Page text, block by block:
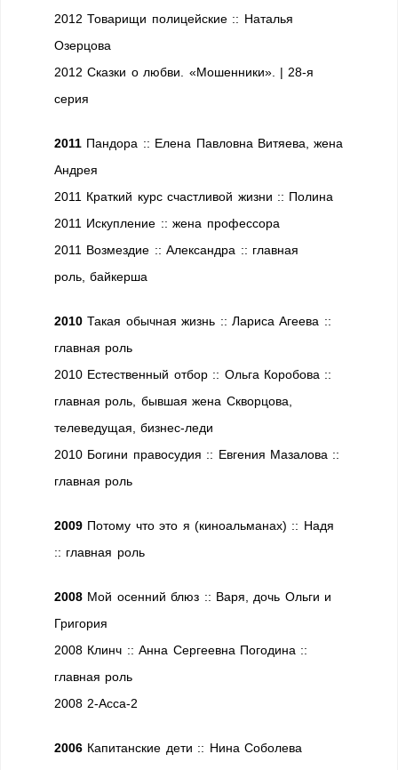
2012 Товарищи полицейские :: Наталья
Озерцова
2012 Сказки о любви. «Мошенники». | 28-я
серия
2011 Пандора :: Елена Павловна Витяева,жена
Андрея
2011 Краткий курс счастливой жизни :: Полина
2011 Искупление :: жена профессора
2011 Возмездие :: Александра :: главная
роль, байкерша
2010Такая обычная жизнь :: Лариса Агеева ::
главная роль
2010 Естественный отбор :: Ольга Коробова ::
главная роль, бывшая жена Скворцова,
телеведущая, бизнес-леди
2010 Богини правосудия :: Евгения Мазалова ::
главная роль
2009 Потому что это я (киноальманах) :: Надя
:: главная роль
2008 Мой осенний блюз :: Варя, дочь Ольги и
Григория
2008 Клинч :: Анна Сергеевна Погодина ::
главная роль
2008 2-Асса-2
2006 Капитанские дети :: Нина Соболева